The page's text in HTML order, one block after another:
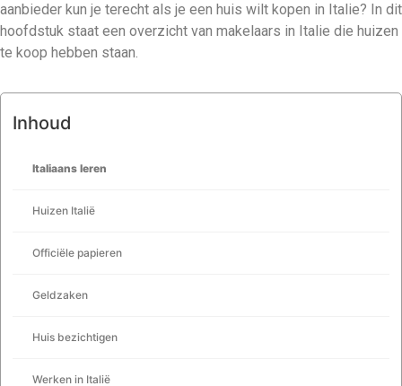
aanbieder kun je terecht als je een huis wilt kopen in Italie? In dit
hoofdstuk staat een overzicht van makelaars in Italie die huizen
te koop hebben staan.
Inhoud
Italiaans leren
Huizen Italië
Officiële papieren
Geldzaken
Huis bezichtigen
Werken in Italië